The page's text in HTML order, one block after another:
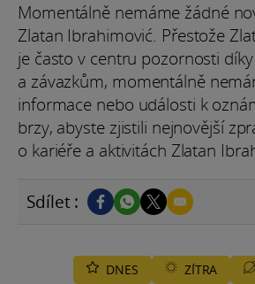
Momentálně nemáme žádné
Zlatan Ibrahimović. Přestože
je často v centru pozornosti
a závazkům, momentálně
informace nebo události k
brzy, abyste zjistili nejnovější
o kariéře a aktivitách Zlatan
Sdílet :
DNES ZÍTRA